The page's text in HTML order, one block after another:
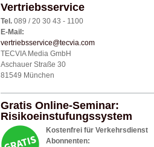
Vertriebsservice
Tel. 089 / 20 30 43 - 1100
E-Mail:
vertriebsservice@tecvia.com
TECVIA Media GmbH
Aschauer Straße 30
81549 München
Gratis Online-Seminar:
Risikoeinstufungssystem
Kostenfrei für Verkehrsdienst
Abonnenten: